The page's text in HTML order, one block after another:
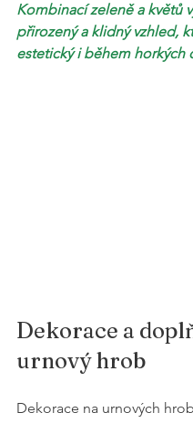
Kombinací zeleně a květů
přirozený a klidný vzhled,
estetický i během horkých
Dekorace a
urnový hrob
Dekorace na urnových